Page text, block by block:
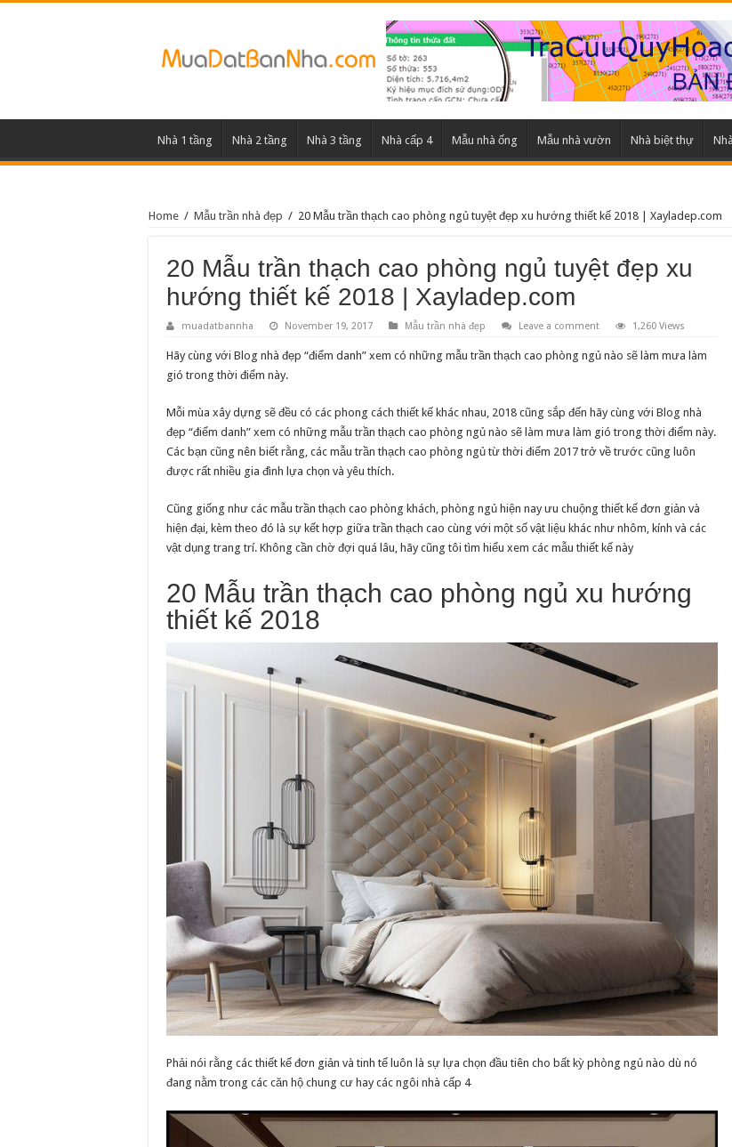
Nhà 1 tầng Nhà 2 tầng Nhà 3 tầng Nhà cấp 4 Mẫu nhà ống Mẫu nhà vườn Nhà biệt thự
Home / Mẫu trần nhà đẹp / 20 Mẫu trần thạch cao phòng ngủ tuyệt đẹp xu hướng thiết kế 2018 | Xayladep.com
20 Mẫu trần thạch cao phòng ngủ tuyệt đẹp xu
hướng thiết kế 2018 | Xayladep.com
muadatbannha November 19, 2017 Mẫu trần nhà đẹp Leave a comment 1,260 Views
Hãy cùng với Blog nhà đẹp “điểm danh” xem có những mẫu trần thạch cao phòng ngủ nào sẽ làm mưa làm
gió trong thời điểm này.
Mỗi mùa xây dựng sẽ đều có các phong cách thiết kế khác nhau, 2018 cũng sắp đến hãy cùng với Blog nhà
đẹp “điểm danh” xem có những mẫu trần thạch cao phòng ngủ nào sẽ làm mưa làm gió trong thời điểm này.
Các bạn cũng nên biết rằng, các mẫu trần thạch cao phòng ngủ từ thời điểm 2017 trở về trước cũng luôn
được rất nhiều gia đình lựa chọn và yêu thích.
Cũng giống như các mẫu trần thạch cao phòng khách, phòng ngủ hiện nay ưu chuộng thiết kế đơn giản và
hiện đại, kèm theo đó là sự kết hợp giữa trần thạch cao cùng với một số vật liệu khác như nhôm, kính và các
vật dụng trang trí. Không cần chờ đợi quá lâu, hãy cũng tôi tìm hiểu xem các mẫu thiết kế này
20 Mẫu trần thạch cao phòng ngủ xu hướng
thiết kế 2018
Phải nói rằng các thiết kế đơn giản và tinh tế luôn là sự lựa chọn đầu tiên cho bất kỳ phòng ngủ nào dù nó
đang nằm trong các căn hộ chung cư hay các ngôi nhà cấp 4